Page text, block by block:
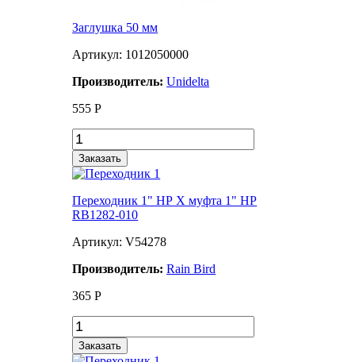
Заглушка 50 мм
Артикул: 1012050000
Производитель:Unidelta
555 Р
Заказать
Переходник 1" НР Х муфта 1" НР
RB1282-010
Артикул: V54278
Производитель:Rain Bird
365 Р
Заказать